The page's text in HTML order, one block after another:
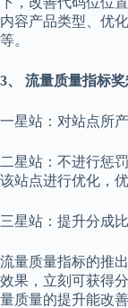
内容产品类型、优
等。
3、 流量质量指标奖
一星站：对站点所
二星站：不进行惩
该站点进行优化，
三星站：提升分成
流量质量指标的推
效果，立刻可获得
量质量的提升能改